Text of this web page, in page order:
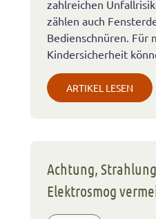
zahlreichen
zählen auch
Bedienschnüren. Für
Kindersicherheit
ARTIKEL LESEN
Achtung,
Elektrosmog